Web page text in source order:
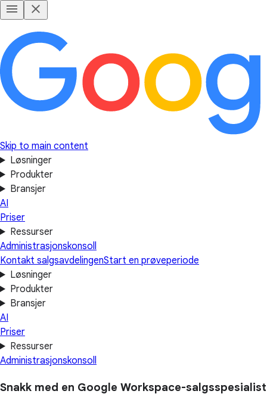
Skip to main content
Løsninger
Produkter
Bransjer
AI
Priser
Ressurser
Administrasjonskonsoll
Kontakt salgsavdelingenStart en prøveperiode
Løsninger
Produkter
Bransjer
AI
Priser
Ressurser
Administrasjonskonsoll
Snakk med en Google Workspace-salgsspesialist